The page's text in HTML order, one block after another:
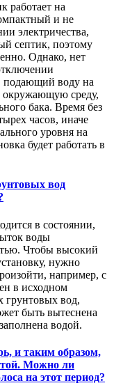
работает на
и не
электричества,
септик, поэтому
Однако, нет
подающий воду на
окружающую среду,
бака. Время без
часов, иначе
уровня на
будет работать в
вод
в состоянии,
воды
Чтобы высокий
нужно
например, с
в исходном
грунтовых вод,
быть вытеснена
водой.
и таким образом,
Можно ли
на этот период?